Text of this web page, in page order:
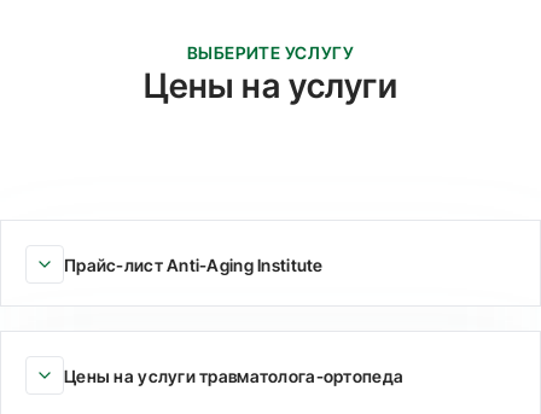
ВЫБЕРИТЕ УСЛУГУ
Цены на услуги
Прайс-лист Anti-Aging Institute
Цены на услуги травматолога-ортопеда